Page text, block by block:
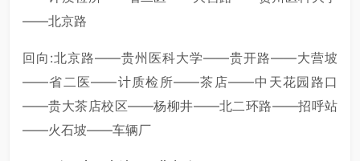
——北京路
回向:北京路——贵州医科大学——贵开路——大营坡
——省二医——计质检所——茶店——中天花园路口
——贵大茶店校区——杨柳井——北二环路——招呼站
——火石坡——车辆厂